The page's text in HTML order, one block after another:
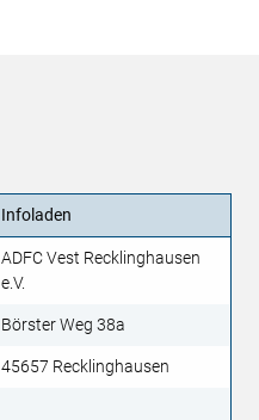
Infoladen
ADFC Vest Recklinghausen
e.V.
Börster Weg 38a
45657 Recklinghausen